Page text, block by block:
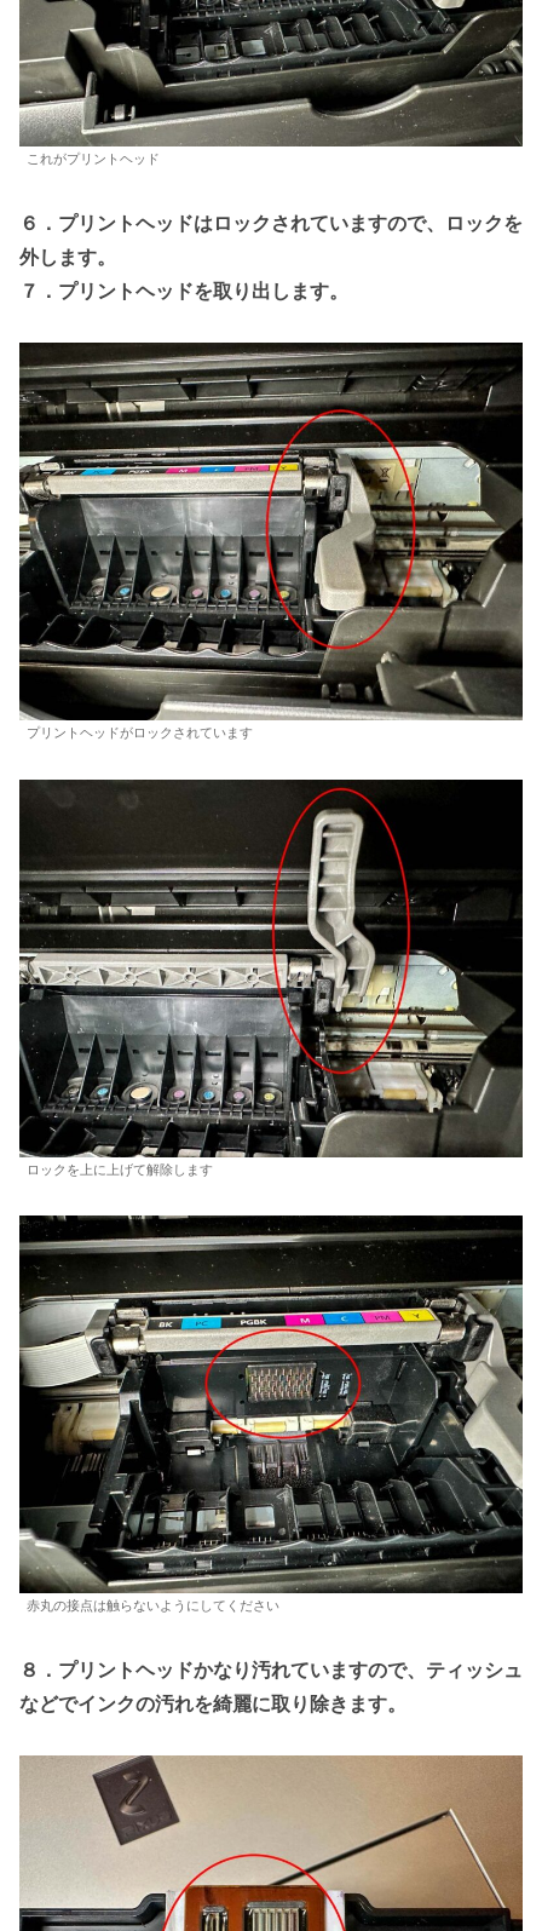
これがプリントヘッド
６．プリントヘッドはロックされていますので、ロックを
外します。
７．プリントヘッドを取り出します。
プリントヘッドがロックされています
ロックを上に上げて解除します
赤丸の接点は触らないようにしてください
８．プリントヘッドかなり汚れていますので、ティッシュ
などでインクの汚れを綺麗に取り除きます。